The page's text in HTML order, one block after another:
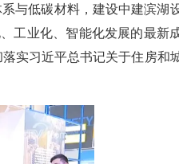
与低碳材料，建设中建滨湖
工业化、智能化发展的最新
实习近平总书记关于住房和